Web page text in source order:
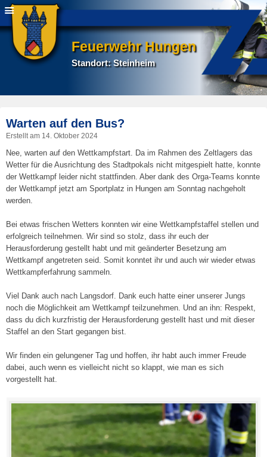
Feuerwehr Hungen
Standort: Steinheim
Warten auf den Bus?
Erstellt am 14. Oktober 2024
Nee, warten auf den Wettkampfstart. Da im Rahmen des Zeltlagers das
Wetter für die Ausrichtung des Stadtpokals nicht mitgespielt hatte, konnte
der Wettkampf leider nicht stattfinden. Aber dank des Orga-Teams konnte
der Wettkampf jetzt am Sportplatz in Hungen am Sonntag nachgeholt
werden.
Bei etwas frischen Wetters konnten wir eine Wettkampfstaffel stellen und
erfolgreich teilnehmen. Wir sind so stolz, dass ihr euch der
Herausforderung gestellt habt und mit geänderter Besetzung am
Wettkampf angetreten seid. Somit konntet ihr und auch wir wieder etwas
Wettkampferfahrung sammeln.
Viel Dank auch nach Langsdorf. Dank euch hatte einer unserer Jungs
noch die Möglichkeit am Wettkampf teilzunehmen. Und an ihn: Respekt,
dass du dich kurzfristig der Herausforderung gestellt hast und mit dieser
Staffel an den Start gegangen bist.
Wir finden ein gelungener Tag und hoffen, ihr habt auch immer Freude
dabei, auch wenn es vielleicht nicht so klappt, wie man es sich
vorgestellt hat.